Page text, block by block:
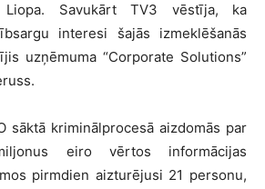
Savukārt TV3 vēstīja, ka
interesi šajās izmeklēšanās
uzņēmuma “Corporate Solutions”
sāktā kriminālprocesā aizdomās par
eiro vērtos informācijas
pirmdien aizturējusi 21 personu,